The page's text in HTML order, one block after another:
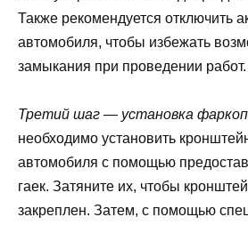
Также рекомендуется отключить
автомобиля, чтобы избежать
замыкания при проведении работ.
Третий шаг — установка
необходимо установить
автомобиля с помощью
гаек. Затяните их, чтобы
закреплен. Затем, с помощью